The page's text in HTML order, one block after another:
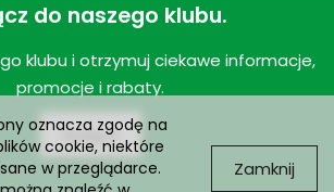
do naszego klubu.
klubu i otrzymuj ciekawe informacje,
promocje i rabaty.
Dołącz
oznacza zgodę na
cookie, niektóre
w przeglądarce.
Zamknij